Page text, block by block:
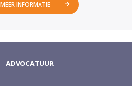
MEER INFORMATIE
ADVOCATUUR